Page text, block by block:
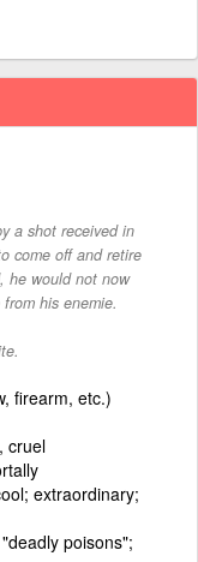
a shot received in
come off and retire
he would not now
his enemie.
firearm, etc.)
cruel
extraordinary;
poisons";